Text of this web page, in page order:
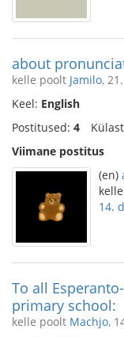
about
kelle poolt Jamilo,
Keel: English
Postitused: 4
Viimane postitus
(en)
14.
To all
primary school:
kelle poolt Machjo,